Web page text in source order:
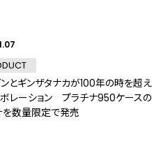
とギンザタナカが100年の時を超え
レーション プラチナ950ケースの
数量限定で発売